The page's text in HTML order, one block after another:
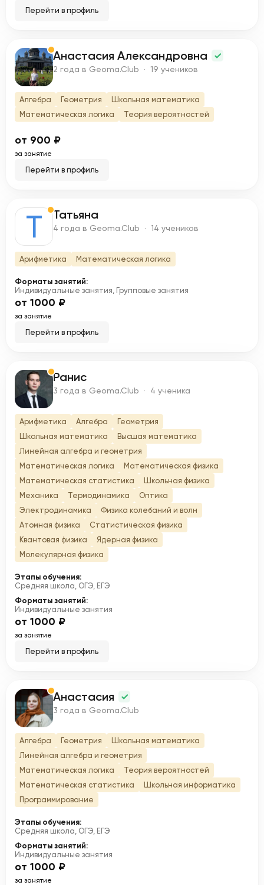
Перейти в профиль
А Анастасия Александровна
2 года в Geoma.Club · 19 учеников
Алгебра Геометрия
Школьная математика
Математическая логика
Теория вероятностей
от 900 ₽
за занятие
Перейти в профиль
Т Татьяна
4 года в Geoma.Club · 14 учеников
Арифметика Математическая логика
Форматы занятий:
Индивидуальные занятия, Групповые занятия
от 1000 ₽
за занятие
Перейти в профиль
Р Ранис
3 года в Geoma.Club · 4 ученика
Арифметика Алгебра
Геометрия
Школьная математика
Высшая математика
Линейная алгебра и геометрия
Математическая логика
Математическая физика
Математическая статистика
Школьная физика
Механика
Термодинамика
Оптика
Электродинамика
Физика колебаний и волн
Атомная физика
Статистическая физика
Квантовая физика
Ядерная физика
Молекулярная физика
Этапы обучения:
Средняя школа, ОГЭ, ЕГЭ
Форматы занятий:
Индивидуальные занятия
от 1000 ₽
за занятие
Перейти в профиль
А Анастасия
3 года в Geoma.Club
Алгебра Геометрия
Школьная математика
Линейная алгебра и геометрия
Математическая логика
Теория вероятностей
Математическая статистика
Школьная информатика
Программирование
Этапы обучения:
Средняя школа, ОГЭ, ЕГЭ
Форматы занятий:
Индивидуальные занятия
от 1000 ₽
за занятие